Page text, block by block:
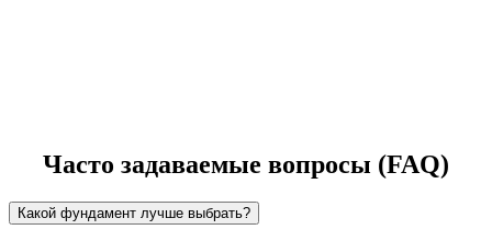
Часто задаваемые вопросы (FAQ)
Какой фундамент лучше выбрать?